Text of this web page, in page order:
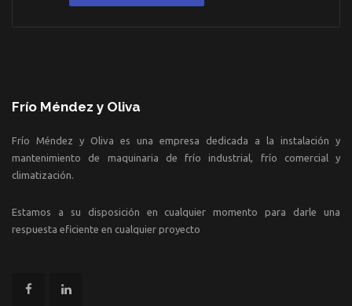
Frío Méndez y Oliva
Frío Méndez y Oliva es una empresa dedicada a la instalación y
mantenimiento de maquinaria de frío industrial, frío comercial y
climatización.
Estamos a su disposición en cualquier momento para darle una
respuesta eficiente en cualquier proyecto